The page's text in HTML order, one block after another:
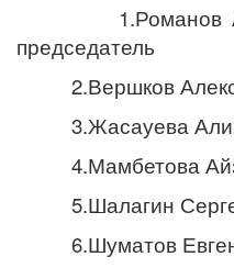
1.Романов
председатель
2.Вершков
3.Жасауева
4.Мамбетова
5.Шалагин
6.Шуматов